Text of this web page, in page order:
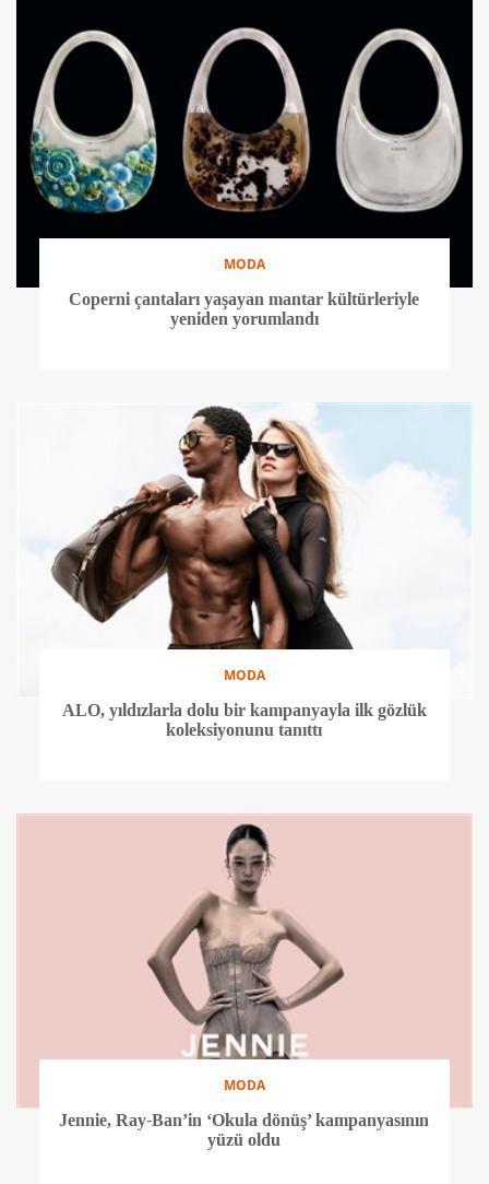
MODA
Coperni çantaları yaşayan mantar kültürleriyle
yeniden yorumlandı
MODA
ALO, yıldızlarla dolu bir kampanyayla ilk gözlük
koleksiyonunu tanıttı
MODA
Jennie, Ray-Ban’in ‘Okula dönüş’ kampanyasının
yüzü oldu